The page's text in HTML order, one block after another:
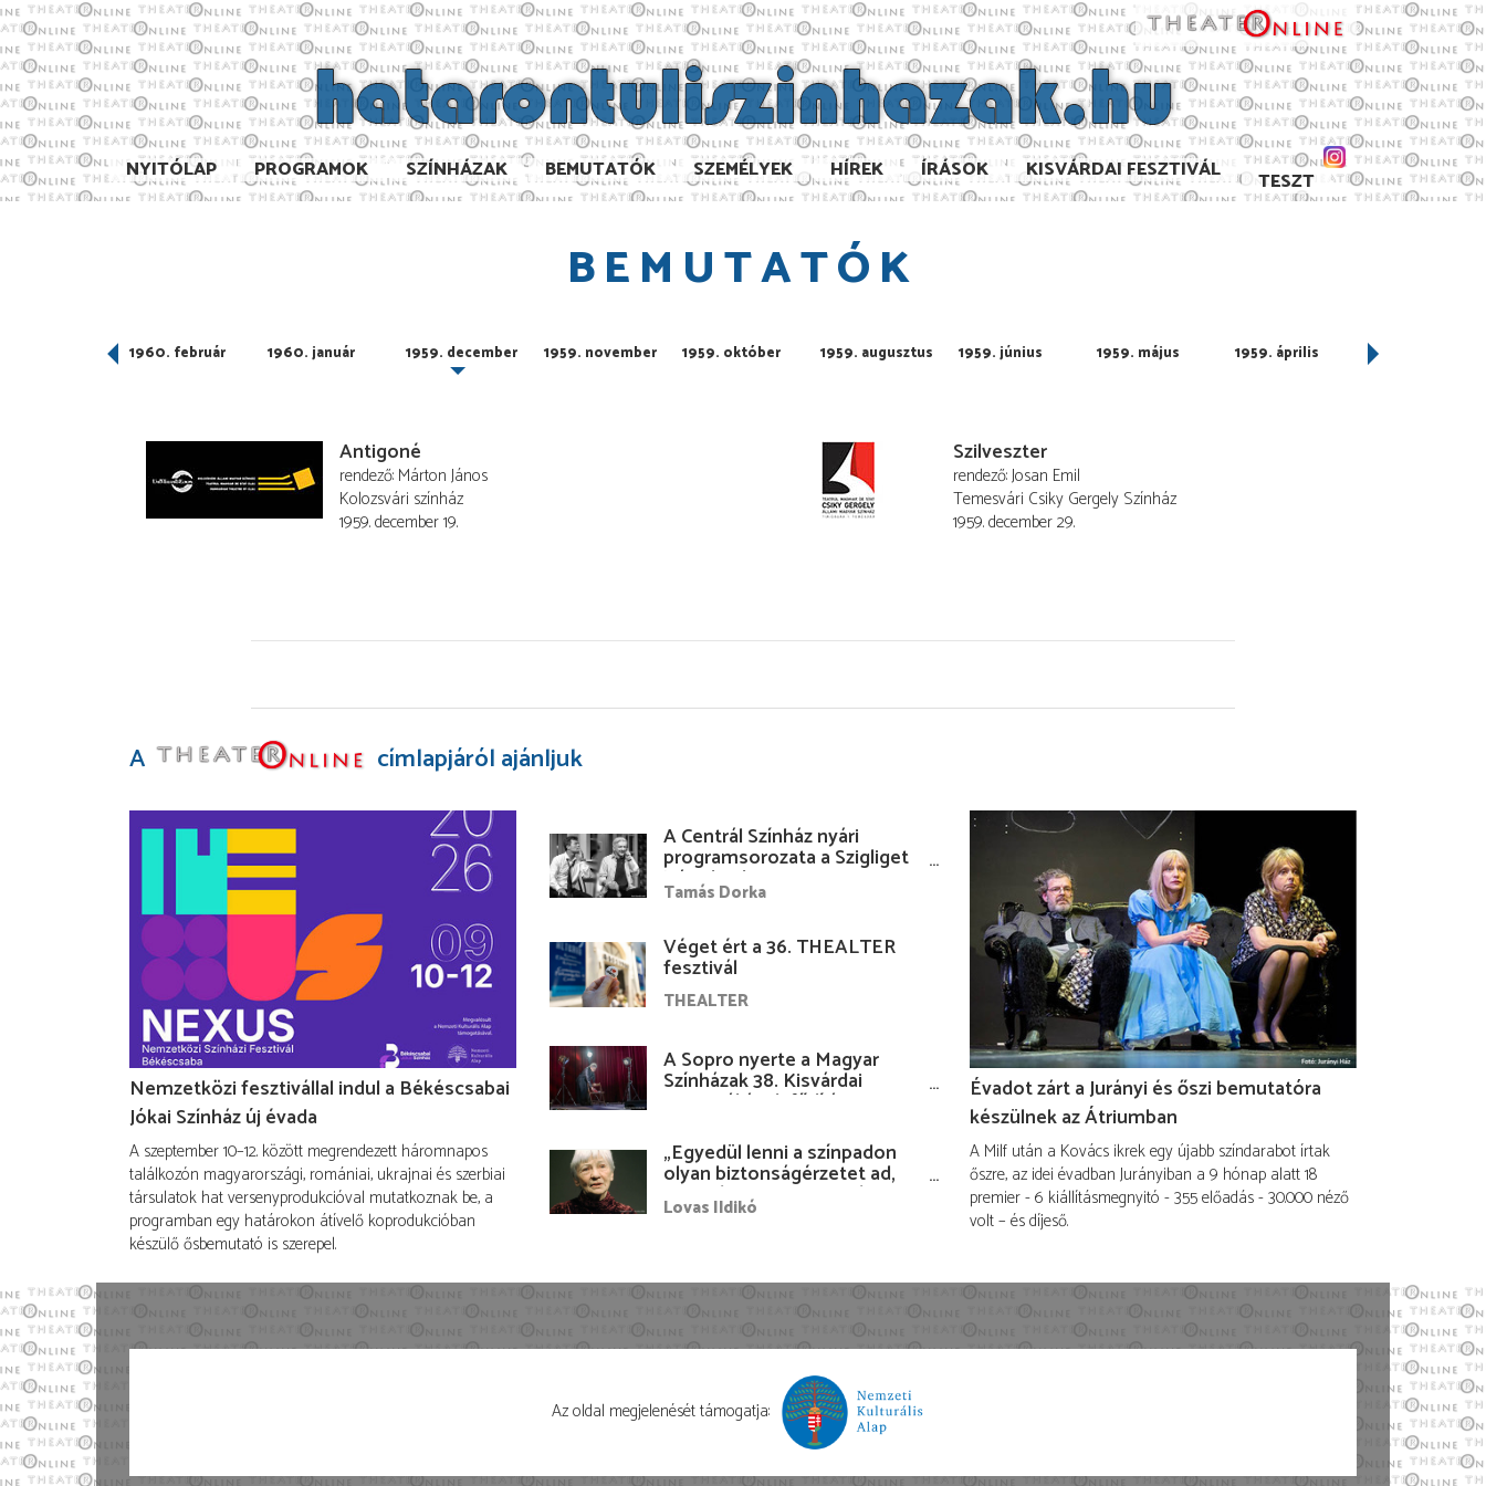
NYITÓLAP PROGRAMOK SZÍNHÁZAK BEMUTATÓK SZEMÉLYEK HÍREK ÍRÁSOK KISVÁRDAI FESZTIVÁL TESZT
BEMUTATÓK
1960. február 1960. január 1959. december 1959. november 1959. október 1959. augusztus 1959. június 1959. május 1959. április 1959. március
Antigoné
rendező Márton János
Kolozsvári színház
1959. december 19.
Szilveszter
rendező Josan Emil
Temesvári Csiky Gergely Színház
1959. december 29.
A címlapjáról ajánljuk
Nemzetközi fesztivállal indul a Békéscsabai
Jókai Színház új évada
A szeptember 10–12. között megrendezett háromnapos
találkozón magyarországi, romániai, ukrajnai és szerbiai
társulatok hat versenyprodukcióval mutatkoznak be, a
programban egy határokon átívelő koprodukcióban
készülő ősbemutató is szerepel.
A Centrál Színház nyári
programsorozata a Szigliget
Várudvarban
Tamás Dorka
Véget ért a 36. THEALTER
fesztivál
THEALTER
A Sopro nyerte a Magyar
Színházak 38. Kisvárdai
Fesztiváljának fődíját
„Egyedül lenni a színpadon
olyan biztonságérzetet ad,
hogy lám, mindenki más
nélkül is megvagyok
Lovas Ildikó
Évadot zárt a Jurányi és őszi bemutatóra
készülnek az Átriumban
A Milf után a Kovács ikrek egy újabb színdarabot írtak
őszre, az idei évadban Jurányiban a 9 hónap alatt 18
premier - 6 kiállításmegnyitó - 355 előadás - 30.000 néző
volt – és díjeső.
Az oldal megjelenését támogatja: